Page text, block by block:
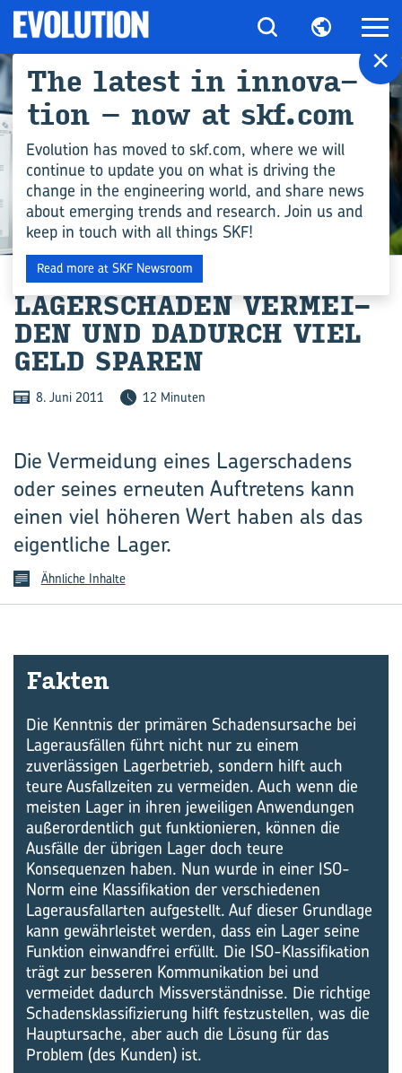
INGENIEURSWISSEN
LA­GER­SCHÄ­DEN VER­MEI­
DEN UND DA­DURCH VIEL
GELD SPA­REN
8. Juni 2011 12 Minuten
Die Vermeidung eines Lagerschadens
oder seines erneuten Auftretens kann
einen viel höheren Wert haben als das
eigentliche Lager.
Ähnliche Inhalte
Fak­ten
Die Kenntnis der primären Schadensursache bei
Lagerausfällen führt nicht nur zu einem
zuverlässigen Lagerbetrieb, sondern hilft auch
teure Ausfallzeiten zu vermeiden. Auch wenn die
meisten Lager in ihren jeweiligen Anwendungen
außerordentlich gut funktionieren, können die
Ausfälle der übrigen Lager doch teure
Konsequenzen haben. Nun wurde in einer ISO-
Norm eine Klassifikation der verschiedenen
Lagerausfallarten aufgestellt. Auf dieser Grundlage
kann gewährleistet werden, dass ein Lager seine
Funktion einwandfrei erfüllt. Die ISO-Klassifikation
trägt zur besseren Kommunikation bei und
vermeidet dadurch Missverständnisse. Die richtige
Schadensklassifizierung hilft festzustellen, was die
Hauptursache, aber auch die Lösung für das
Problem (des Kunden) ist.
×
The la­test in in­no­va­
ti­on – now at skf.com
Evolution has moved to skf.com, where we will
continue to update you on what is driving the
change in the engineering world, and share news
about emerging trends and research. Join us and
keep in touch with all things SKF!
Read more at SKF Newsroom